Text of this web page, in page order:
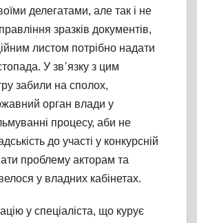
делегатами, але так і не
зразків документів,
листом потрібно надати
У зв᾽язку з цим
забили на сполох,
орган влади у
процесу, аби не
до участі у конкурсній
проблему акторам та
у владних кабінетах.
у спеціаліста, що курує